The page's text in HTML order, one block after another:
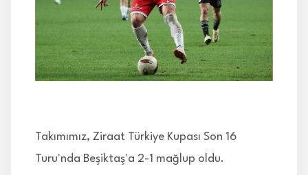
İLETİŞİM
Takımımız, Ziraat Türkiye Kupası Son 16
Turu'nda Beşiktaş'a 2-1 mağlup oldu.